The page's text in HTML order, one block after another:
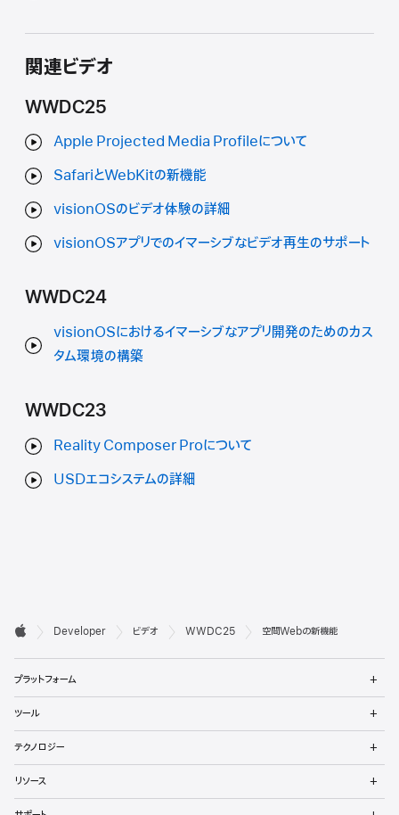
関連ビデオ
WWDC25
Apple Projected Media Profileについて
SafariとWebKitの新機能
visionOSのビデオ体験の詳細
visionOSアプリでのイマーシブなビデオ再生のサポート
WWDC24
visionOSにおけるイマーシブなアプリ開発のためのカス
タム環境の構築
WWDC23
Reality Composer Proについて
USDエコシステムの詳細
デ
ベ
ロ
ッ
パ
向
け

Developer ビデオ WWDC25 空間Webの新機能
プラットフォーム
ュ
を
ツール
ュ
を
テクノロジー
ュ
を
リソース
ュ